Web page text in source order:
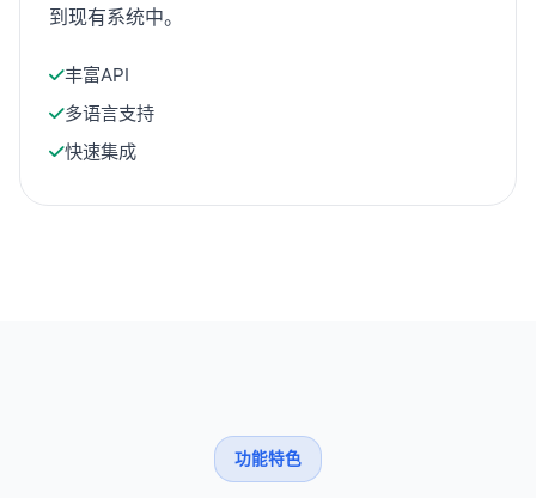
到现有系统中。
丰富API
多语言支持
快速集成
功能特色